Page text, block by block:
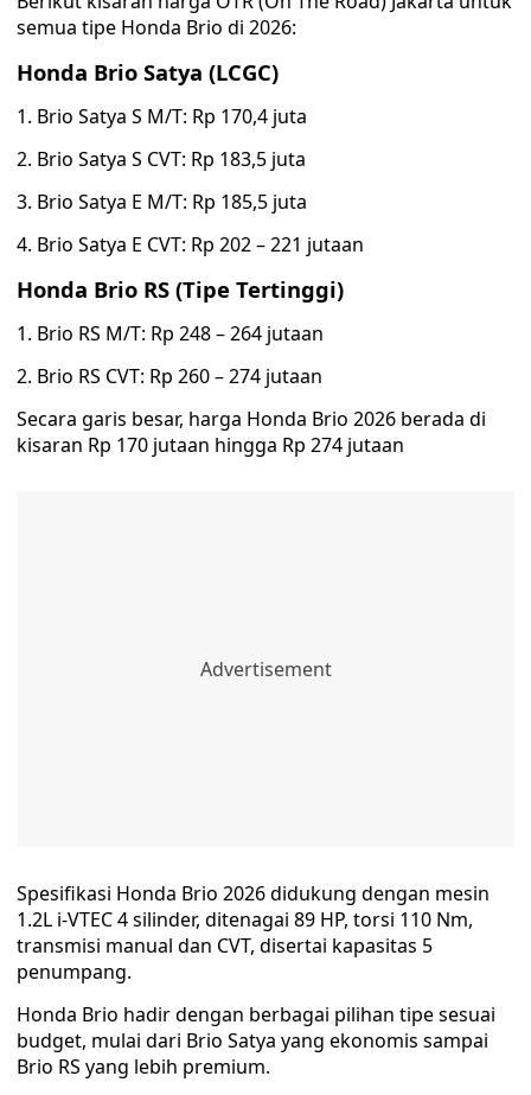
semua tipe Honda Brio di 2026:
Honda Brio Satya (LCGC)
1. Brio Satya S M/T: Rp 170,4 juta
2. Brio Satya S CVT: Rp 183,5 juta
3. Brio Satya E M/T: Rp 185,5 juta
4. Brio Satya E CVT: Rp 202 – 221 jutaan
Honda Brio RS (Tipe Tertinggi)
1. Brio RS M/T: Rp 248 – 264 jutaan
2. Brio RS CVT: Rp 260 – 274 jutaan
Secara garis besar, harga Honda Brio 2026 berada di
kisaran Rp 170 jutaan hingga Rp 274 jutaan
Spesifikasi Honda Brio 2026 didukung dengan mesin
1.2L i-VTEC 4 silinder, ditenagai 89 HP, torsi 110 Nm,
transmisi manual dan CVT, disertai kapasitas 5
penumpang.
Honda Brio hadir dengan berbagai pilihan tipe sesuai
budget, mulai dari Brio Satya yang ekonomis sampai
Brio RS yang lebih premium.